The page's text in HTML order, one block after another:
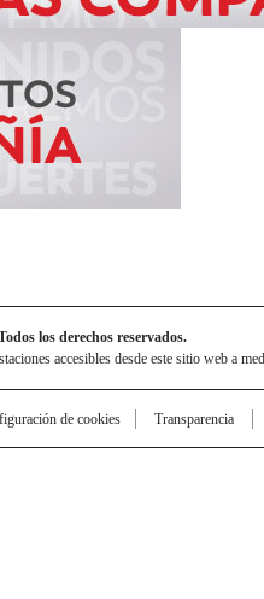
los derechos reservados.
accesibles desde este sitio web a
de cookies Transparencia